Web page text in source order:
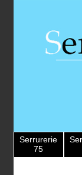
Serrurerie
75